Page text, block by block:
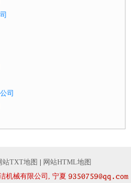
司
站TXT地图
网站HTML地图
机械有限公司, 宁夏